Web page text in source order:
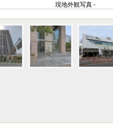
現地外観写真 -